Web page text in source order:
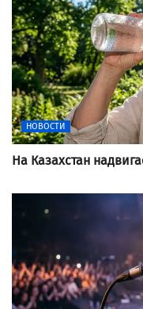
НОВОСТИ
На Казахстан